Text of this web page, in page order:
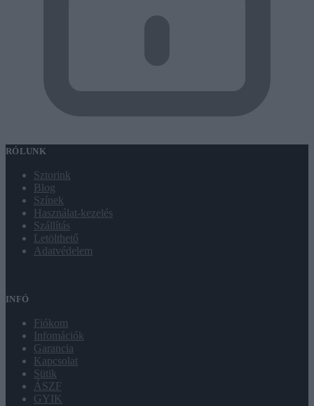
RÓLUNK
Sztorink
Blog
Színek
Használat-kezelés
Szállítás
Letölthető
Adatvédelem
INFÓ
Fiókom
Infomációk
Garancia
Kapcsolat
Sütik
ÁSZF
GYIK